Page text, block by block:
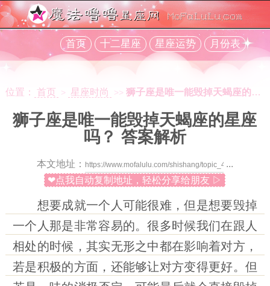
首页 十二星座 星座运势 月份表
位置： 首页 > 星座时尚 >> 狮子座是唯一能毁掉天蝎座的星座吗？ 答案解析
狮子座是唯一能毁掉天蝎座的星座
吗？ 答案解析
本文地址：
...
❤点我自动复制地址，轻松分享给朋友 ▷
想要成就一个人可能很难，但是想要毁掉
一个人那是非常容易的。很多时候我们在跟人
相处的时候，其实无形之中都在影响着对方，
若是积极的方面，还能够让对方变得更好。但